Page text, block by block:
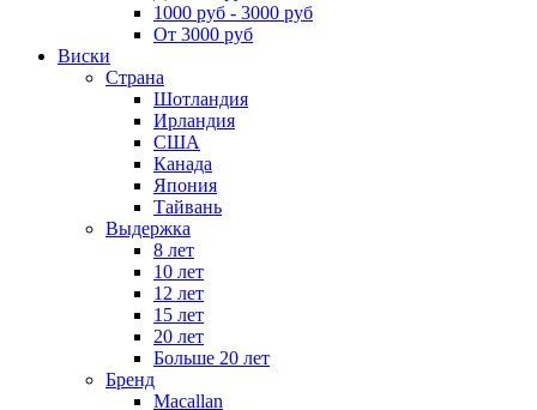
1000 руб - 3000 руб
От 3000 руб
Виски
Страна
Шотландия
Ирландия
США
Канада
Япония
Тайвань
Выдержка
8 лет
10 лет
12 лет
15 лет
20 лет
Больше 20 лет
Бренд
Macallan